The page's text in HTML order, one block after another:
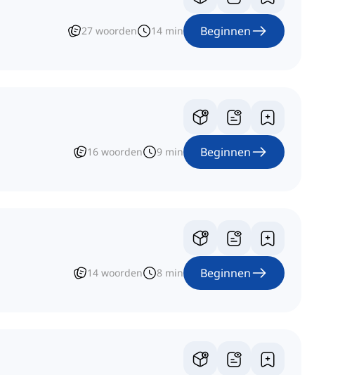
27 woorden 14 min Beginnen
16 woorden 9 min Beginnen
14 woorden 8 min Beginnen